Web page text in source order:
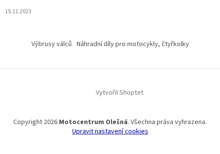
15.11.2023
Výbrusy válců Náhradní díly pro motocykly, čtyřkolky
Vytvořil Shoptet
Copyright 2026 Motocentrum Olešná. Všechna práva vyhrazena.
Upravit nastavení cookies